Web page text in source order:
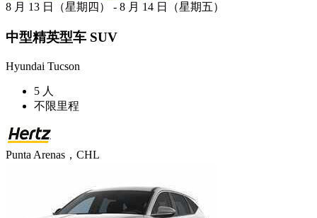
8 月 13 日（星期四） - 8 月 14 日（星期五）
中型精英型车 SUV
Hyundai Tucson
5 人
不限里程
Punta Arenas，CHL